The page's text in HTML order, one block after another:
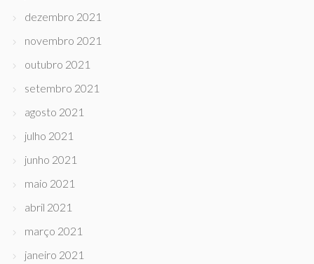
dezembro 2021
novembro 2021
outubro 2021
setembro 2021
agosto 2021
julho 2021
junho 2021
maio 2021
abril 2021
março 2021
janeiro 2021